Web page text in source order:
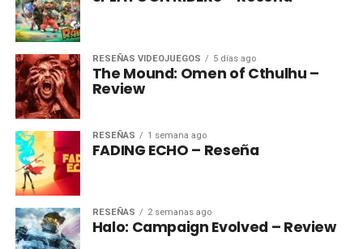
RESEÑAS VIDEOJUEGOS 5 días ago
The Mound: Omen of Cthulhu –
Review
RESEÑAS 1 semana ago
FADING ECHO – Reseña
RESEÑAS 2 semanas ago
Halo: Campaign Evolved – Review